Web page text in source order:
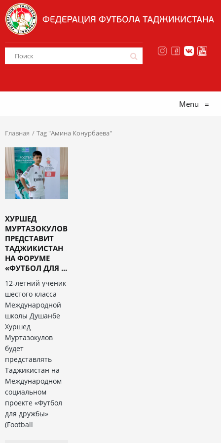
Menu ≡
Главная Tag "Амина Конурбаева"
ХУРШЕД
МУРТАЗОКУЛОВ
ПРЕДСТАВИТ
ТАДЖИКИСТАН
НА ФОРУМЕ
«ФУТБОЛ ДЛЯ ...
12-летний ученик
шестого класса
Международной
школы Душанбе
Хуршед
Муртазокулов
будет
представлять
Таджикистан на
Международном
социальном
проекте «Футбол
для дружбы»
(Football